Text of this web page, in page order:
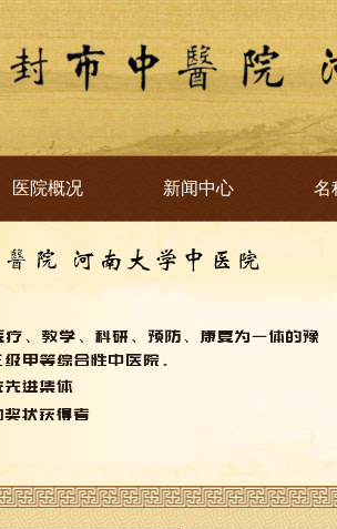
医院概况 新闻中心 名